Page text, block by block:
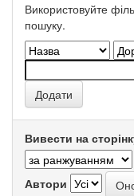
Використовуйте
пошуку.
Вивести на
Автори